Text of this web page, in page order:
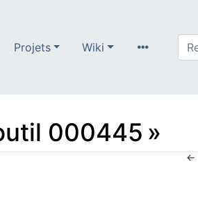
Projets Wiki
000445 »
←